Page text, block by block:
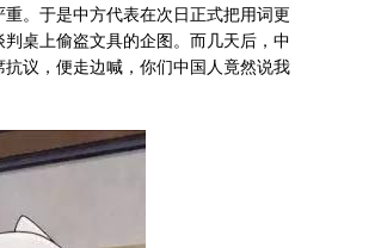
。于是中方代表在次日正式把用词更
桌上偷盗文具的企图。而几天后，中
议，便走边喊，你们中国人竟然说我